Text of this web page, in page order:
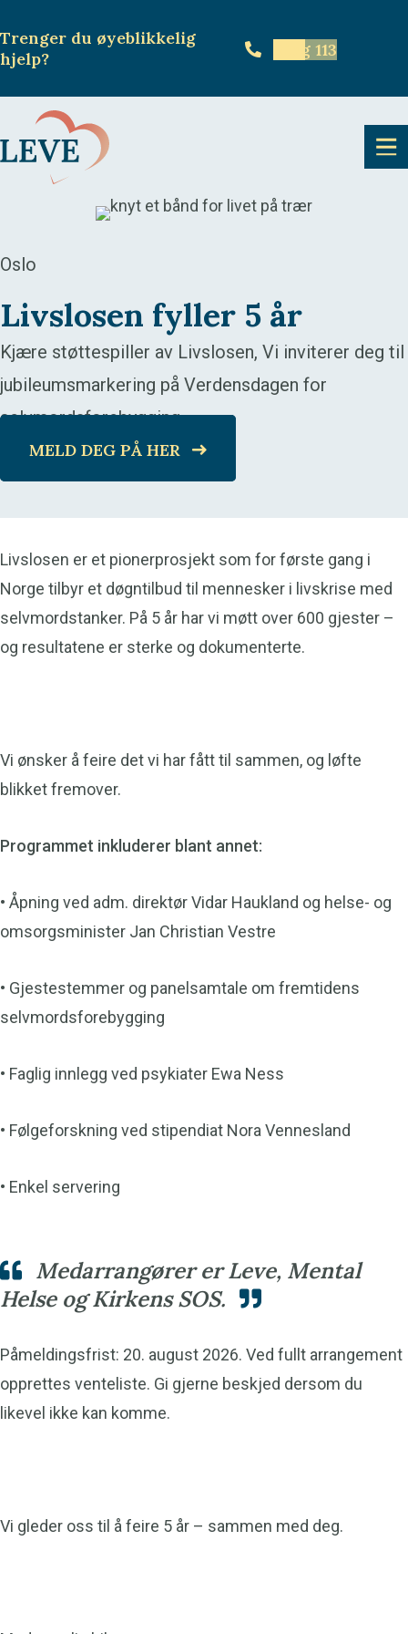
Trenger du øyeblikkelig
hjelp? Ring 113
Oslo
Livslosen fyller 5 år
Kjære støttespiller av Livslosen, Vi inviterer deg til
jubileumsmarkering på Verdensdagen for
selvmordsforebygging.
MELD DEG PÅ HER
Livslosen er et pionerprosjekt som for første gang i
Norge tilbyr et døgntilbud til mennesker i livskrise med
selvmordstanker. På 5 år har vi møtt over 600 gjester –
og resultatene er sterke og dokumenterte.
Vi ønsker å feire det vi har fått til sammen, og løfte
blikket fremover.
Programmet inkluderer blant annet:
• Åpning ved adm. direktør Vidar Haukland og helse- og
omsorgsminister Jan Christian Vestre
• Gjestestemmer og panelsamtale om fremtidens
selvmordsforebygging
• Faglig innlegg ved psykiater Ewa Ness
• Følgeforskning ved stipendiat Nora Vennesland
• Enkel servering
Medarrangører er Leve, Mental
Helse og Kirkens SOS.
Påmeldingsfrist: 20. august 2026. Ved fullt arrangement
opprettes venteliste. Gi gjerne beskjed dersom du
likevel ikke kan komme.
Vi gleder oss til å feire 5 år – sammen med deg.